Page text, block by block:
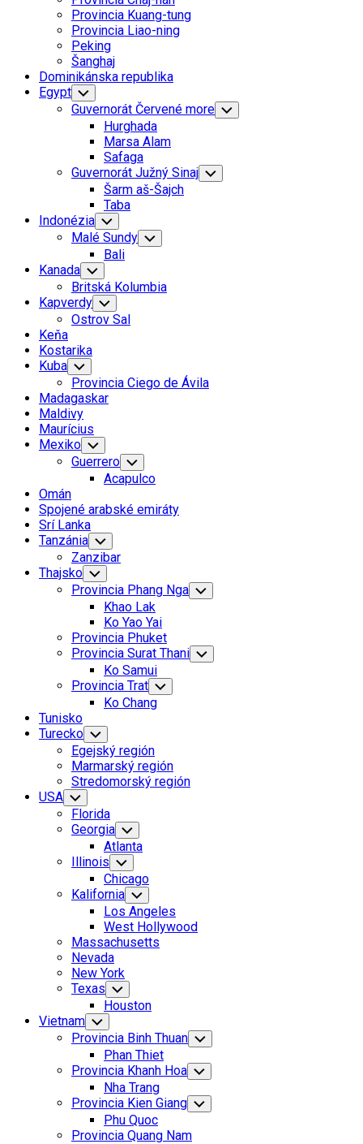
Menu
Provincia Kuang-tung
Provincia Liao-ning
Peking
Šanghaj
Dominikánska republika
Egypt Toggle
Child
Menu
Guvernorát Červené more Toggle
Child
Hurghada
Marsa Alam
Safaga
Guvernorát Južný Sinaj Toggle
Child
Šarm aš-Šajch
Taba
Indonézia Toggle
Child
Menu
Malé Sundy Toggle
Child
Bali
Kanada Toggle
Child
Menu
Britská Kolumbia
Kapverdy Toggle
Child
Menu
Ostrov Sal
Keňa
Kostarika
Kuba Toggle
Child
Menu
Provincia Ciego de Ávila
Madagaskar
Maldivy
Maurícius
Mexiko Toggle
Child
Menu
Guerrero Toggle
Child
Menu
Acapulco
Omán
Spojené arabské emiráty
Srí Lanka
Tanzánia Toggle
Child
Menu
Zanzibar
Thajsko Toggle
Child
Menu
Provincia Phang Nga Toggle
Child
Khao Lak
Ko Yao Yai
Provincia Phuket
Provincia Surat Thani Toggle
Child
Ko Samui
Provincia Trat Toggle
Child
Menu
Ko Chang
Tunisko
Turecko Toggle
Child
Menu
Egejský región
Marmarský región
Stredomorský región
USA Toggle
Child
Menu
Florida
Georgia Toggle
Child
Menu
Atlanta
Illinois Toggle
Child
Menu
Chicago
Kalifornia Toggle
Child
Menu
Los Angeles
West Hollywood
Massachusetts
Nevada
New York
Texas Toggle
Child
Menu
Houston
Vietnam Toggle
Child
Menu
Provincia Binh Thuan Toggle
Child
Menu
Phan Thiet
Provincia Khanh Hoa Toggle
Child
Menu
Nha Trang
Provincia Kien Giang Toggle
Child
Phu Quoc
Provincia Quang Nam